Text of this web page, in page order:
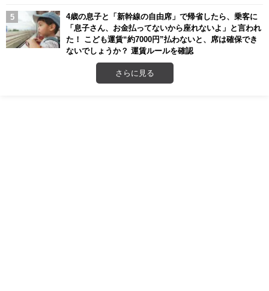
4歳の息子と「新幹線の自由席」で帰省したら、乗客に
「息子さん、お金払ってないから座れないよ」と言われ
た！ こども運賃“約7000円”払わないと、席は確保でき
ないでしょうか？ 運賃ルールを確認
さらに見る